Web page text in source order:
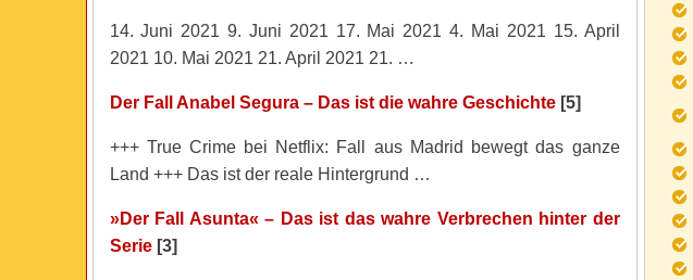
14. Juni 2021 9. Juni 2021 17. Mai 2021 4. Mai 2021 15. April
2021 10. Mai 2021 21. April 2021 21. …
Der Fall Anabel Segura – Das ist die wahre Geschichte[5]
+++ True Crime bei Netflix: Fall aus Madrid bewegt das ganze
Land +++ Das ist der reale Hintergrund …
»Der Fall Asunta« – Das ist das wahre Verbrechen hinter der
Serie[3]